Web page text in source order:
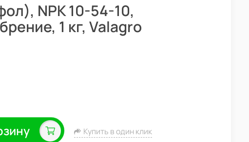
NPK 10-54-10,
1 кг, Valagro
Купить в один клик